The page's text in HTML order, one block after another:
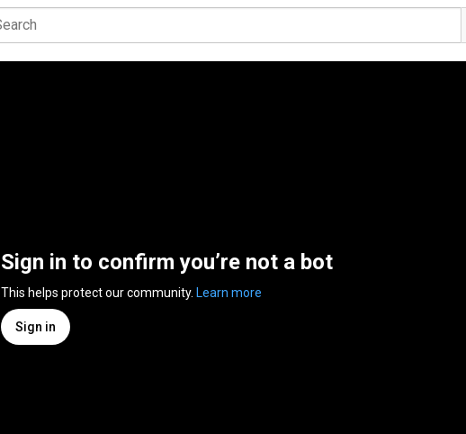
Sign in to confirm you’re not a bot
This helps protect our community. Learn more
Sign in